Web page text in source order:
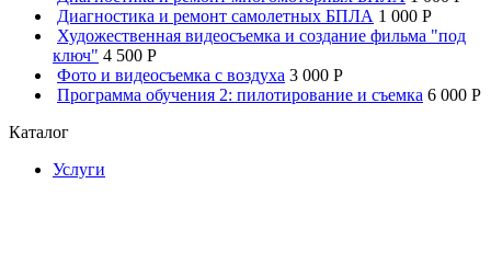
Диагностика и ремонт самолетных БПЛА 1 000 P
Художественная видеосъемка и создание фильма "под
ключ" 4 500 P
Фото и видеосъемка с воздуха 3 000 P
Программа обучения 2: пилотирование и съемка 6 000 P
Каталог
Услуги